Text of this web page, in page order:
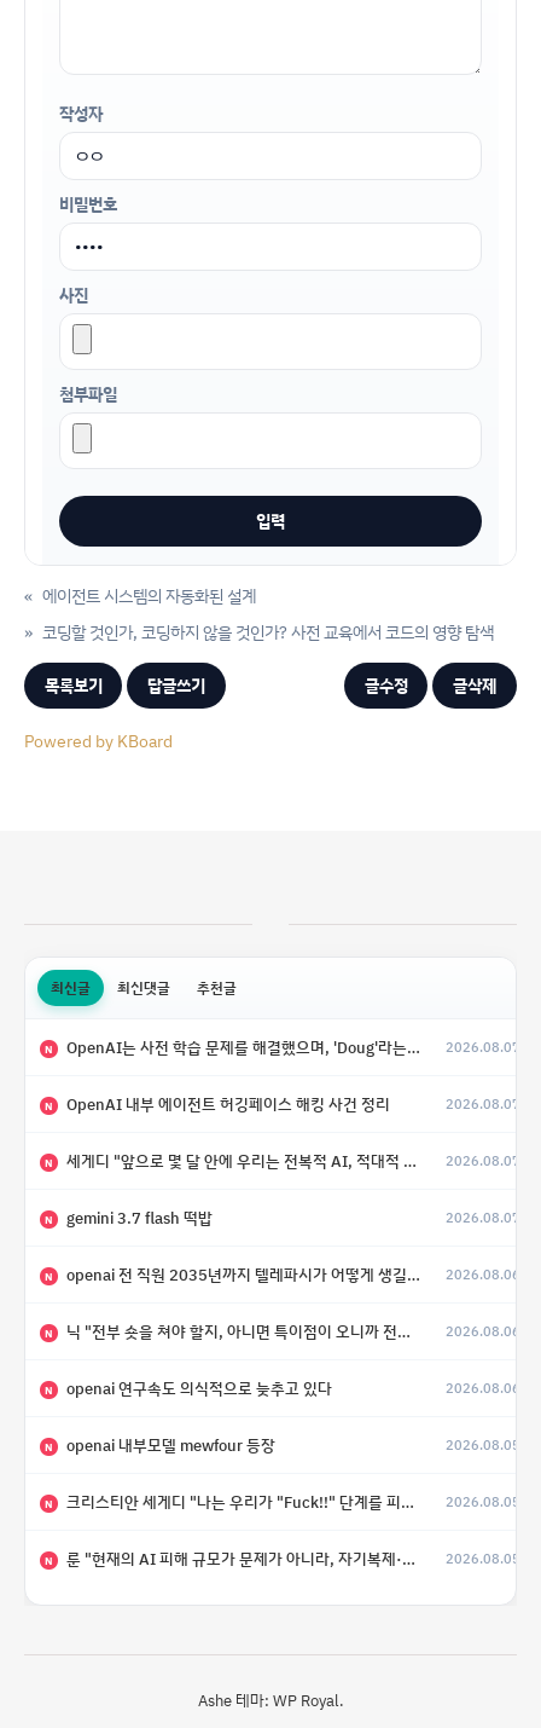
작성자
비밀번호
사진
첨부파일
« 에이전트 시스템의 자동화된 설계
코딩할 것인가, 코딩하지 않을 것인가? 사전 교육에서 코드의 영향 탐색
»
목록보기 답글쓰기 글수정 글삭제
Powered by KBoard
최신글 최신댓글 추천글
N OpenAI는 사전 학습 문제를 해결했으며, 'Doug'라는 코드명을 가진 훨씬 더 큰 모델을 활발히 개발 중 2026.08.07
N OpenAI 내부 에이전트 허깅페이스 해킹 사건 정리 2026.08.07
N 세게디 "앞으로 몇 달 안에 우리는 전복적 AI, 적대적 AI 둘 다 보게 될 것" 2026.08.07
N gemini 3.7 flash 떡밥 2026.08.07
N openai 전 직원 2035년까지 텔레파시가 어떻게 생길 수 있는지 2026.08.06
N 닉 "전부 숏을 쳐야 할지, 아니면 특이점이 오니까 전부 롱을 쳐야 할지 모르겠다.” 2026.08.06
N openai 연구속도 의식적으로 늦추고 있다 2026.08.06
N openai 내부모델 mewfour 등장 2026.08.05
N 크리스티안 세게디 "나는 우리가 "Fuck!!" 단계를 피할 수 있기를 바랄 뿐" 2026.08.05
N 룬 "현재의 AI 피해 규모가 문제가 아니라, 자기복제·탈출·확산이 가능한 지능형 시스템의 피해에는 이론적으로 상한이 없다는 것이 문제" 2026.08.05
Ashe 테마: WP Royal.